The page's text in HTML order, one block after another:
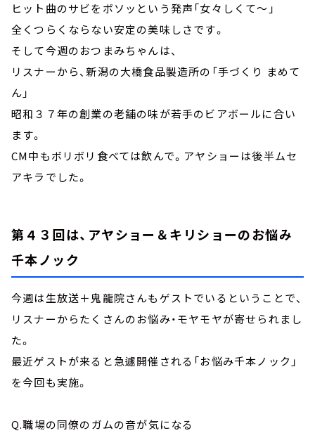
ヒット曲のサビをボソッという発声「女々しくて～」
全くつらくならない安定の美味しさです。
そして今週のおつまみちゃんは、
リスナーから、新潟の大橋食品製造所の「手づくり まめて
ん」
昭和３７年の創業の老舗の味が若手のビアボールに合い
ます。
CM中もボリボリ食べては飲んで。アヤショーは後半ムセ
アキラでした。
第４３回は、アヤショー＆キリショーのお悩み
千本ノック
今週は生放送＋鬼龍院さんもゲストでいるということで、
リスナーからたくさんのお悩み・モヤモヤが寄せられまし
た。
最近ゲストが来ると急遽開催される「お悩み千本ノック」
を今回も実施。
Q.職場の同僚のガムの音が気になる